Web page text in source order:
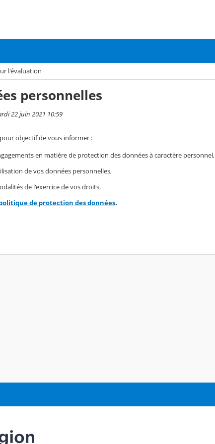
l'évaluation
personnelles
22 juin 2021 10:59
objectif de vous informer :
en matière de protection des données à caractère personnel,
de vos données personnelles,
de l'exercice de vos droits.
de protection des données.